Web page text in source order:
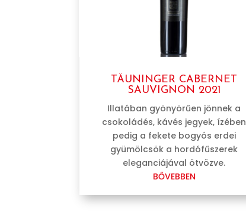
TÄUNINGER CABERNET
SAUVIGNON 2021
Illatában gyönyörűen jönnek a
csokoládés, kávés jegyek, ízében
pedig a fekete bogyós erdei
gyümölcsök a hordófűszerek
eleganciájával ötvözve.
BŐVEBBEN